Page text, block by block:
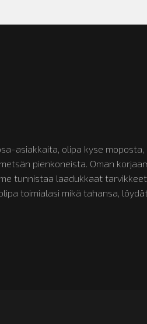
asiakkaita, olipa kyse moposta,
pienkoneista. Oman
tunnistaa laadukkaat tarvikkeet
toimialasi mikä tahansa,